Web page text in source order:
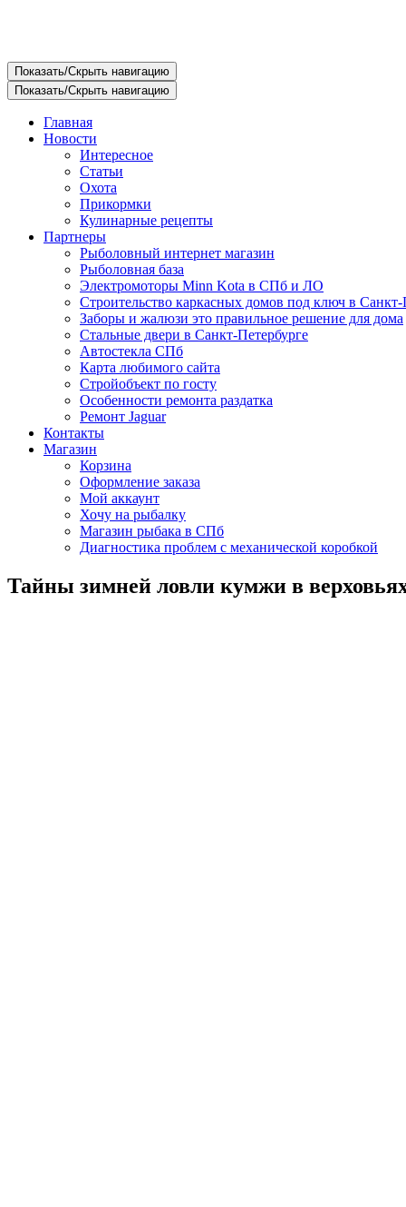
Показать/Скрыть навигацию
Показать/Скрыть навигацию
Главная
Новости
Интересное
Статьи
Охота
Прикормки
Кулинарные рецепты
Партнеры
Рыболовный интернет магазин
Рыболовная база
Электромоторы Minn Kota в СПб и ЛО
Строительство каркасных домов под ключ в Санкт-
Заборы и жалюзи это правильное решение для дома
Стальные двери в Санкт-Петербурге
Автостекла СПб
Карта любимого сайта
Стройобъект по госту
Особенности ремонта раздатка
Ремонт Jaguar
Контакты
Магазин
Корзина
Оформление заказа
Мой аккаунт
Хочу на рыбалку
Магазин рыбака в СПб
Диагностика проблем с механической коробкой
Тайны зимней ловли кумжи в